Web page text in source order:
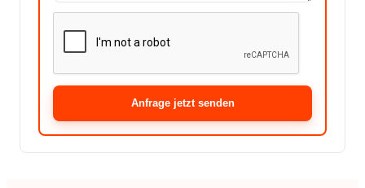
Anfrage jetzt senden